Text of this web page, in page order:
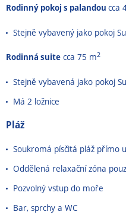
Rodinný pokoj s palandou cca
Stejně vybavený jako pokoj
Rodinná suite cca 75 m2
Stejně vybavená jako pokoj
Má 2 ložnice
Pláž
Soukromá písčitá pláž přímo
Oddělená relaxační zóna
Pozvolný vstup do moře
Bar, sprchy a WC